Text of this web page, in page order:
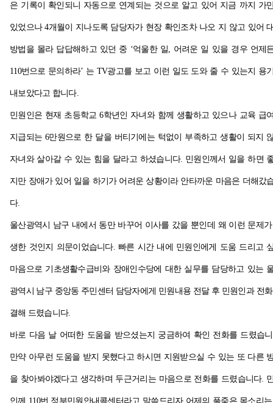
은 기록이 확인되니 자동으로 연계되는 것으로 알고 있어 지금 까지 가
있었으나 4개월이 지나도록 담당자가 현장 확인조차 나오 지 않고 있어
방법을 몰라 답답해하고 있던 중 ‘억울한 일, 어려운 일 있을 경우 언제
110번으로 문의하라’ 는 TV광고를 보고 이런 일도 도와 줄 수 있는지 용
내보았다고 합니다.
민원인은 현재 초등학교 6학년인 자녀와 함께 생활하고 있으나 교육 급
지급되는 6만원으로 한 달을 버티기에는 턱없이 부족하고 생활이 되지
자녀와 살아갈 수 있는 힘을 달라고 하셨습니다. 민원인께서 일을 하면
지만 장애가 있어 일을 하기가 어려운 상황이라 안타까운 마음은 더해갔
다.
울산광역시 남구 내에서 동만 바꾸어 이사를 갔을 뿐인데 왜 이런 문제
생한 것인지 의문이었습니다. 빠른 시간 내에 민원인에게 도움 드리고
마음으로 기초생활수급비와 장애인수당에 대한 실무를 담당하고 있는
광역시 남구 중앙동 주민센터 담당자에게 민원내용 전달 후 민원인과 전
결해 드렸습니다.
바로 다음 날 어떠한 도움을 받으셨는지 궁금하여 확인 전화를 드렸습
만약 아무런 도움을 받지 못했다고 하시면 지원받으실 수 있는 또 다른
을 찾아봐야겠다고 생각하며 두근거리는 마음으로 전화를 드렸습니다.
인께 110번 정부민원안내콜센터라고 말씀드리자 어제의 풀죽은 목소리